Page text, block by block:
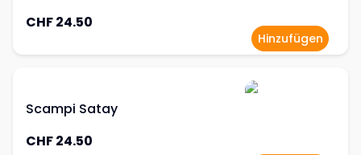
CHF 24.50
Hinzufügen
Scampi Satay
CHF 24.50